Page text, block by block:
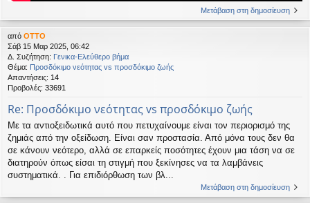
Μετάβαση στη δημοσίευση
από OTTO
Σάβ 15 Μαρ 2025, 06:42
Δ. Συζήτηση: Γενικα-Ελεύθερο βήμα
Θέμα: Προσδόκιμο νεότητας vs προσδόκιμο ζωής
Απαντήσεις: 14
Προβολές: 33691
Re: Προσδόκιμο νεότητας vs προσδόκιμο ζωής
Με τα αντιοξειδωτικά αυτό που πετυχαίνουμε είναι τον περιορισμό της
ζημιάς από την οξείδωση. Είναι σαν προστασία. Από μόνα τους δεν θα
σε κάνουν νεότερο, αλλά σε επαρκείς ποσότητες έχουν μια τάση να σε
διατηρούν όπως είσαι τη στιγμή που ξεκίνησες να τα λαμβάνεις
συστηματικά. . Για επιδιόρθωση των βλ...
Μετάβαση στη δημοσίευση